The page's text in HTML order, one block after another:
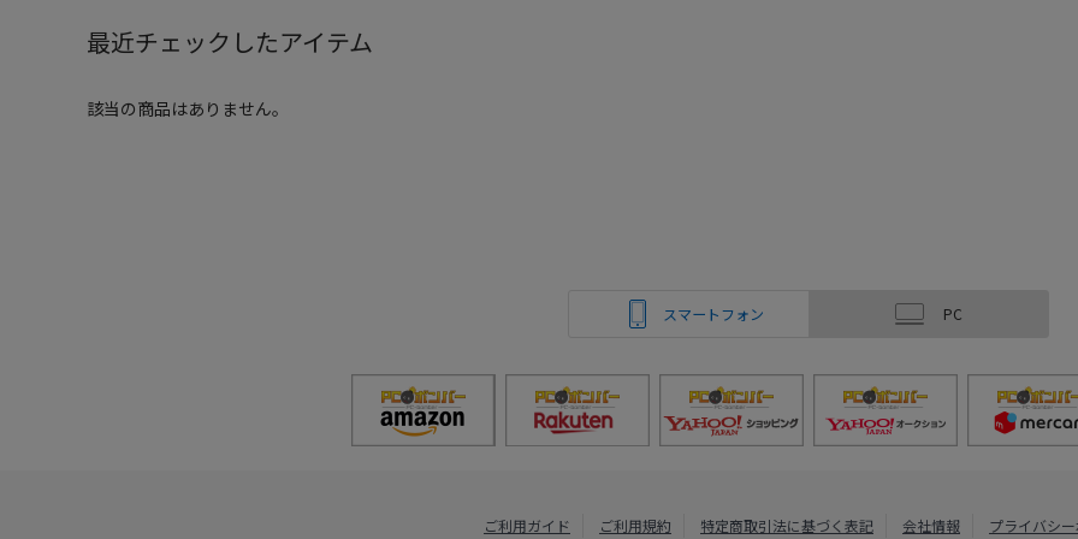
最近チェックしたアイテム
該当の商品はありません。
スマートフォン PC
ご利用ガイド ご利用規約 特定商取引法に基づく表記 会社情報 プライバシ